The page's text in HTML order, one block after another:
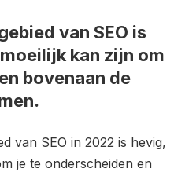
van SEO is
kan zijn om
bovenaan de
van SEO in 2022 is hevig,
je te onderscheiden en